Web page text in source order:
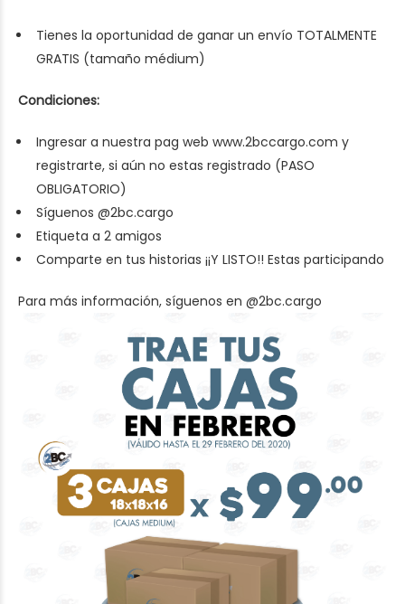
Tienes la oportunidad de ganar un envío TOTALMENTE
GRATIS (tamaño médium)
Condiciones:
Ingresar a nuestra pag web www.2bccargo.com y
registrarte, si aún no estas registrado (PASO
OBLIGATORIO)
Síguenos @2bc.cargo
Etiqueta a 2 amigos
Comparte en tus historias ¡¡Y LISTO!! Estas participando
Para más información, síguenos en @2bc.cargo